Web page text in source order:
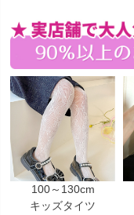
100～130cm
キッズタイツ